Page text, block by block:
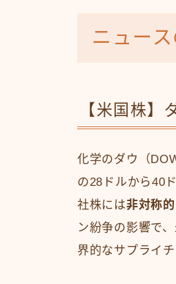
ニュー
【米国株】
化学のダウ（
の28ドルから40
社株には非対称
ン紛争の影響で
界的なサプライ